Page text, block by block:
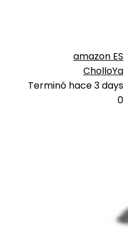
amazon ES
CholloYa
Terminó hace 3 days
0